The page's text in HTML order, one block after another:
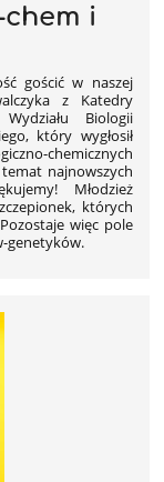
i
gościć w naszej
z Katedry
Biologii
który wygłosił
chemicznych
najnowszych
Młodzież
których
więc pole
genetyków.